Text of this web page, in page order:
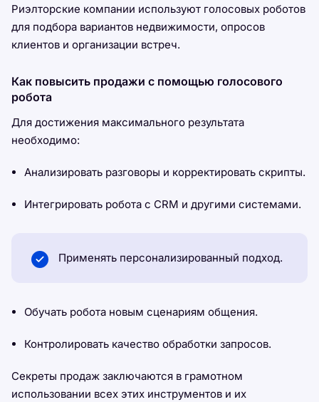
Риэлторские компании используют голосовых роботов
для подбора вариантов недвижимости, опросов
клиентов и организации встреч.
Как повысить продажи с помощью голосового
робота
Для достижения максимального результата
необходимо:
Анализировать разговоры и корректировать скрипты.
Интегрировать робота с CRM и другими системами.
Применять персонализированный подход.
Обучать робота новым сценариям общения.
Контролировать качество обработки запросов.
Секреты продаж заключаются в грамотном
использовании всех этих инструментов и их